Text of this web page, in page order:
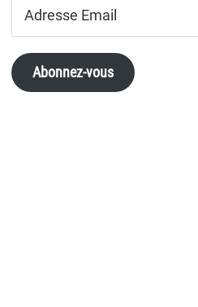
Email
Abonnez-vous